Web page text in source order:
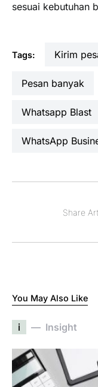
sesuai kebutuhan
Tags: kirim
pesan banyak
Whatsapp Blast
WhatsApp
Share
You May Also Like
i Insight